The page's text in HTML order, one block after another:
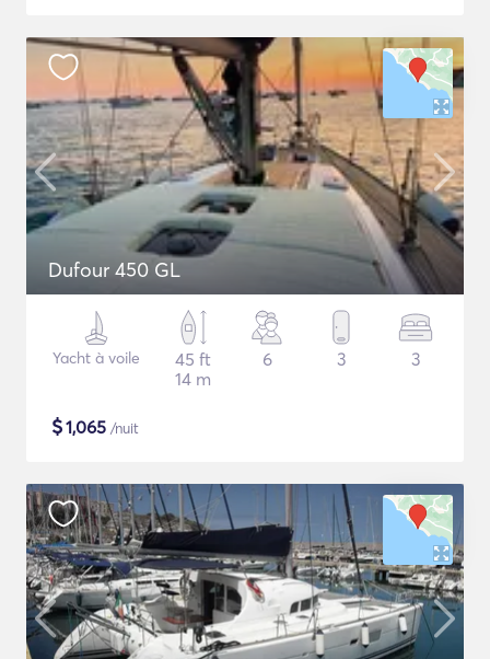
Dufour 450 GL
Yacht à voile
45 ft
14 m
6 3 3
$1,065 /nuit